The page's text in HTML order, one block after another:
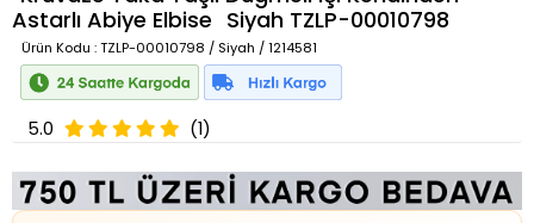
Astarlı Abiye Elbise Siyah TZLP-00010798
Ürün Kodu : TZLP-00010798 / Siyah / 1214581
5.0 (1)